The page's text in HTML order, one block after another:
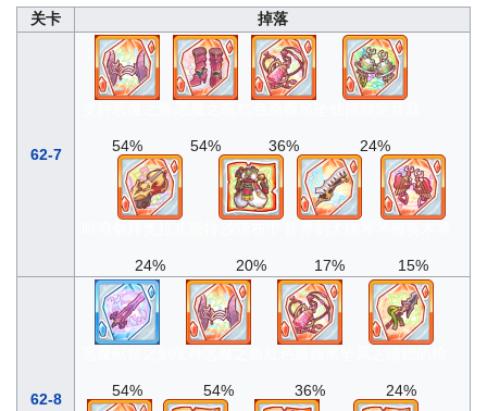
关卡 掉落
62-7 54% 54% 36% 24%
24% 20% 17% 15%
62-8 54% 54% 36% 24%